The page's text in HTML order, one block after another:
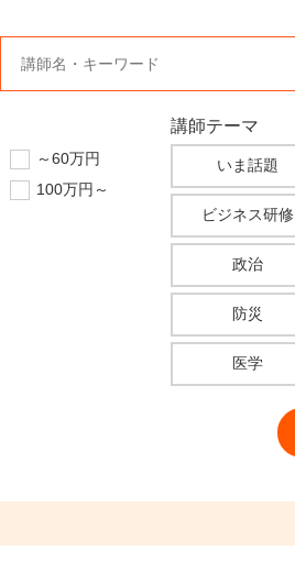
～60万円
100万円～
講師テーマ
いま話題
ビジネス研修
政治
防災
医学